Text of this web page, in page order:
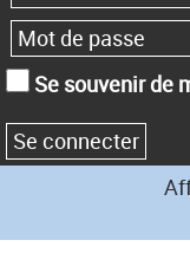
Se souvenir de